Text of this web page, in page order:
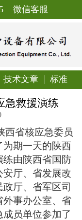
新闻
事故应
9/28 7:15:00
]近日，陕西
司进行了为